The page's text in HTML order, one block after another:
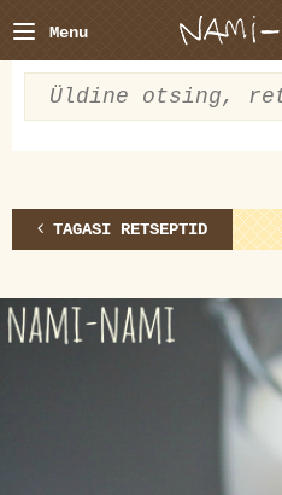
Menu
TAGASI RETSEPTID